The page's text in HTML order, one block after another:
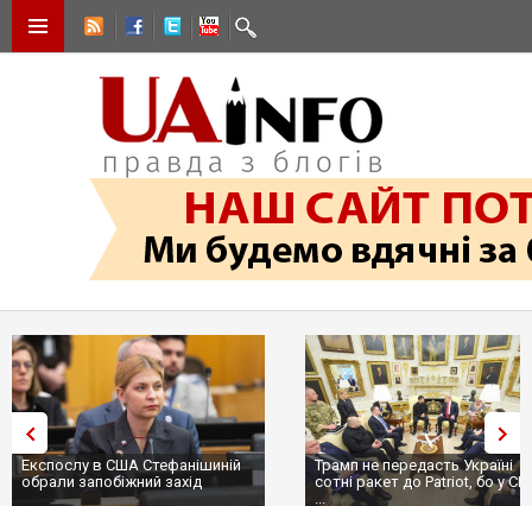
Експослу в США Стефанішиній
обрали запобіжний захід
Трамп не передасть Україні
сотні ракет до Patriot, бо у
...